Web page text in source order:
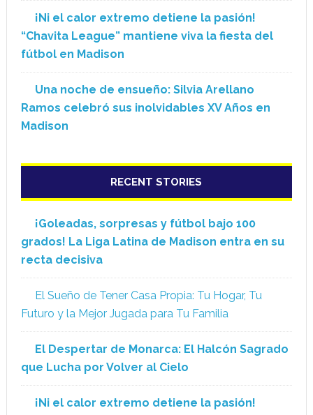
¡Ni el calor extremo detiene la pasión!
“Chavita League” mantiene viva la fiesta del
fútbol en Madison
Una noche de ensueño: Silvia Arellano
Ramos celebró sus inolvidables XV Años en
Madison
RECENT STORIES
¡Goleadas, sorpresas y fútbol bajo 100
grados! La Liga Latina de Madison entra en su
recta decisiva
El Sueño de Tener Casa Propia: Tu Hogar, Tu
Futuro y la Mejor Jugada para Tu Familia
El Despertar de Monarca: El Halcón Sagrado
que Lucha por Volver al Cielo
¡Ni el calor extremo detiene la pasión!